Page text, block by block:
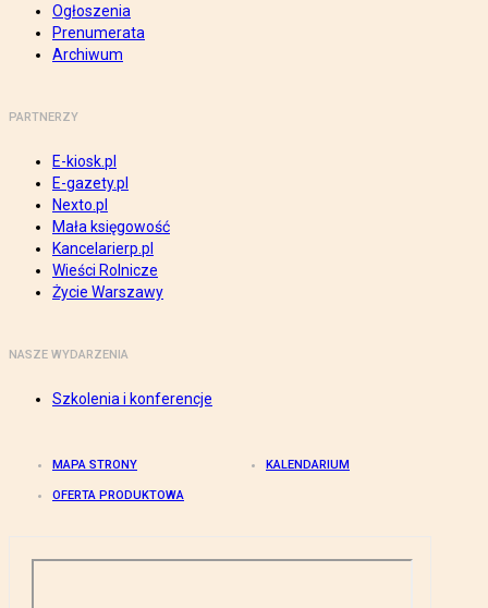
Ogłoszenia
Prenumerata
Archiwum
PARTNERZY
E-kiosk.pl
E-gazety.pl
Nexto.pl
Mała księgowość
Kancelarierp.pl
Wieści Rolnicze
Życie Warszawy
NASZE WYDARZENIA
Szkolenia i konferencje
MAPA STRONY KALENDARIUM
OFERTA PRODUKTOWA